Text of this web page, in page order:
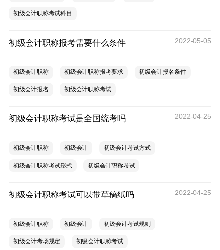
初级会计职称考试科目
初级会计职称报考需要什么条件 2022-05-05
初级会计职称 初级会计职称报考要求 初级会计报名条件
初级会计报名 初级会计职称考试
初级会计职称考试是全国统考吗 2022-04-25
初级会计职称 初级会计 初级会计考试方式
初级会计职称考试形式 初级会计职称考试
初级会计职称考试可以带草稿纸吗 2022-04-25
初级会计职称 初级会计 初级会计考试规则
初级会计考场规定 初级会计职称考试